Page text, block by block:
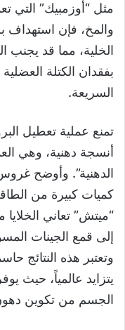
مثل “أوزمبيك” التي
والمخ، فإن
الخلية، مما قد يجنب
بفقدان الكتلة
السريعة.
تمنع عملية تعطيل
أنسجة دهنية، وهي
الدهنية”. وأوضح
كميات كبيرة من
“ميتش” تعاني
إلى قمع الجينات
وتعتبر هذه النتائج
يتزايد عالمياً، حيث
الجسم من تكوين